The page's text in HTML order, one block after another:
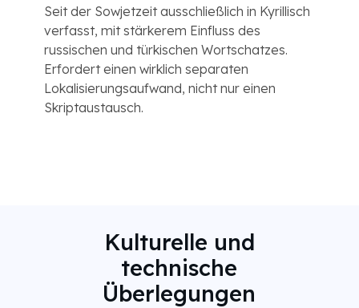
Seit der Sowjetzeit ausschließlich in Kyrillisch
verfasst, mit stärkerem Einfluss des
russischen und türkischen Wortschatzes.
Erfordert einen wirklich separaten
Lokalisierungsaufwand, nicht nur einen
Skriptaustausch.
Kulturelle und
technische
Überlegungen